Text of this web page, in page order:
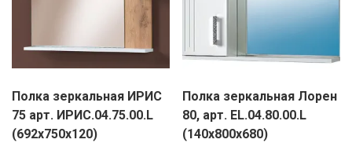
Полка зеркальная ИРИС
75 арт. ИРИС.04.75.00.L
(692х750х120)
Полка зеркальная Лорен
80, арт. EL.04.80.00.L
(140х800х680)